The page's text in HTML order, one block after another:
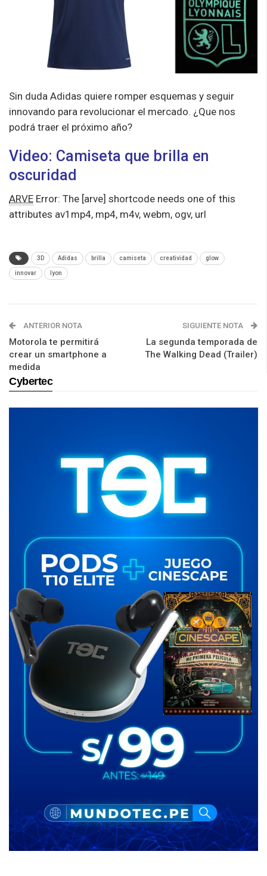
Sin duda Adidas quiere romper esquemas y seguir
innovando para revolucionar el mercado. ¿Que nos
podrá traer el próximo año?
Video: Camiseta que brilla en
oscuridad
ARVE Error: The [arve] shortcode needs one of this
attributes av1mp4, mp4, m4v, webm, ogv, url
3D Adidas brilla camiseta creatividad glow
innovar lyon
ANTERIOR NOTA
Motorola te permitirá
crear un smartphone a
medida
SIGUIENTE NOTA
La segunda temporada de
The Walking Dead (Trailer)
Cybertec